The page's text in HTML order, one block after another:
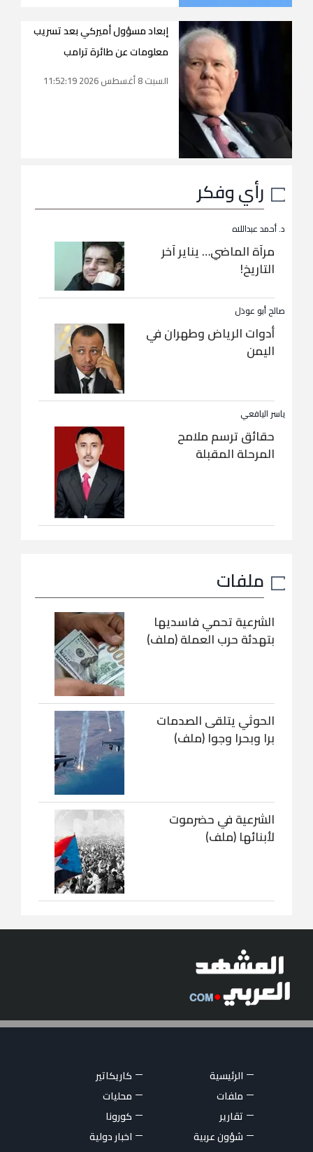
إبعاد مسؤول أميركي بعد تسريب
معلومات عن طائرة ترامب
السبت 8 أغسطس 2026 11:52:19
رأي وفكر
د. أحمد عبداللاه
مرآة الماضي… يناير آخر
التاريخ!
صالح أبو عوذل
أدوات الرياض وطهران في
اليمن
ياسر اليافعي
حقائق ترسم ملامح
المرحلة المقبلة
ملفات
الشرعية تحمي فاسديها
بتهدئة حرب العملة (ملف)
الحوثي يتلقى الصدمات
برا وبحرا وجوا (ملف)
الشرعية في حضرموت
لأبنائها (ملف)
الرئيسية
كاريكاتير
ملفات
محليات
تقارير
كورونا
شؤون عربية
اخبار دولية